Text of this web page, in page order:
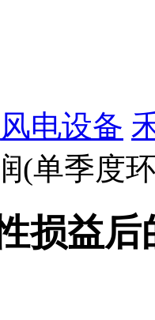
风电设备
(单季度
损益